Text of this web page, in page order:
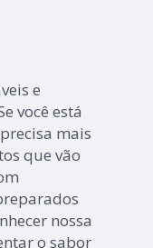
e
você está
mais
que vão
nossa
o sabor